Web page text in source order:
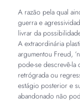
A razão pela qual
guerra e
livrar da
A extraordinária
argumentou Freud,
pode-se descrevê-la
retrógrada ou
estágio posterior e
abandonado não